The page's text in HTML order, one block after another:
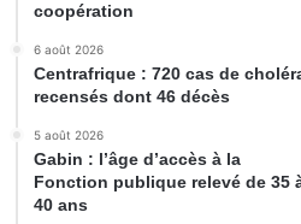
coopération
6 août 2026
Centrafrique : 720 cas de
recensés dont 46 décès
5 août 2026
Gabin : l’âge d’accès à la
Fonction publique relevé de 35
40 ans